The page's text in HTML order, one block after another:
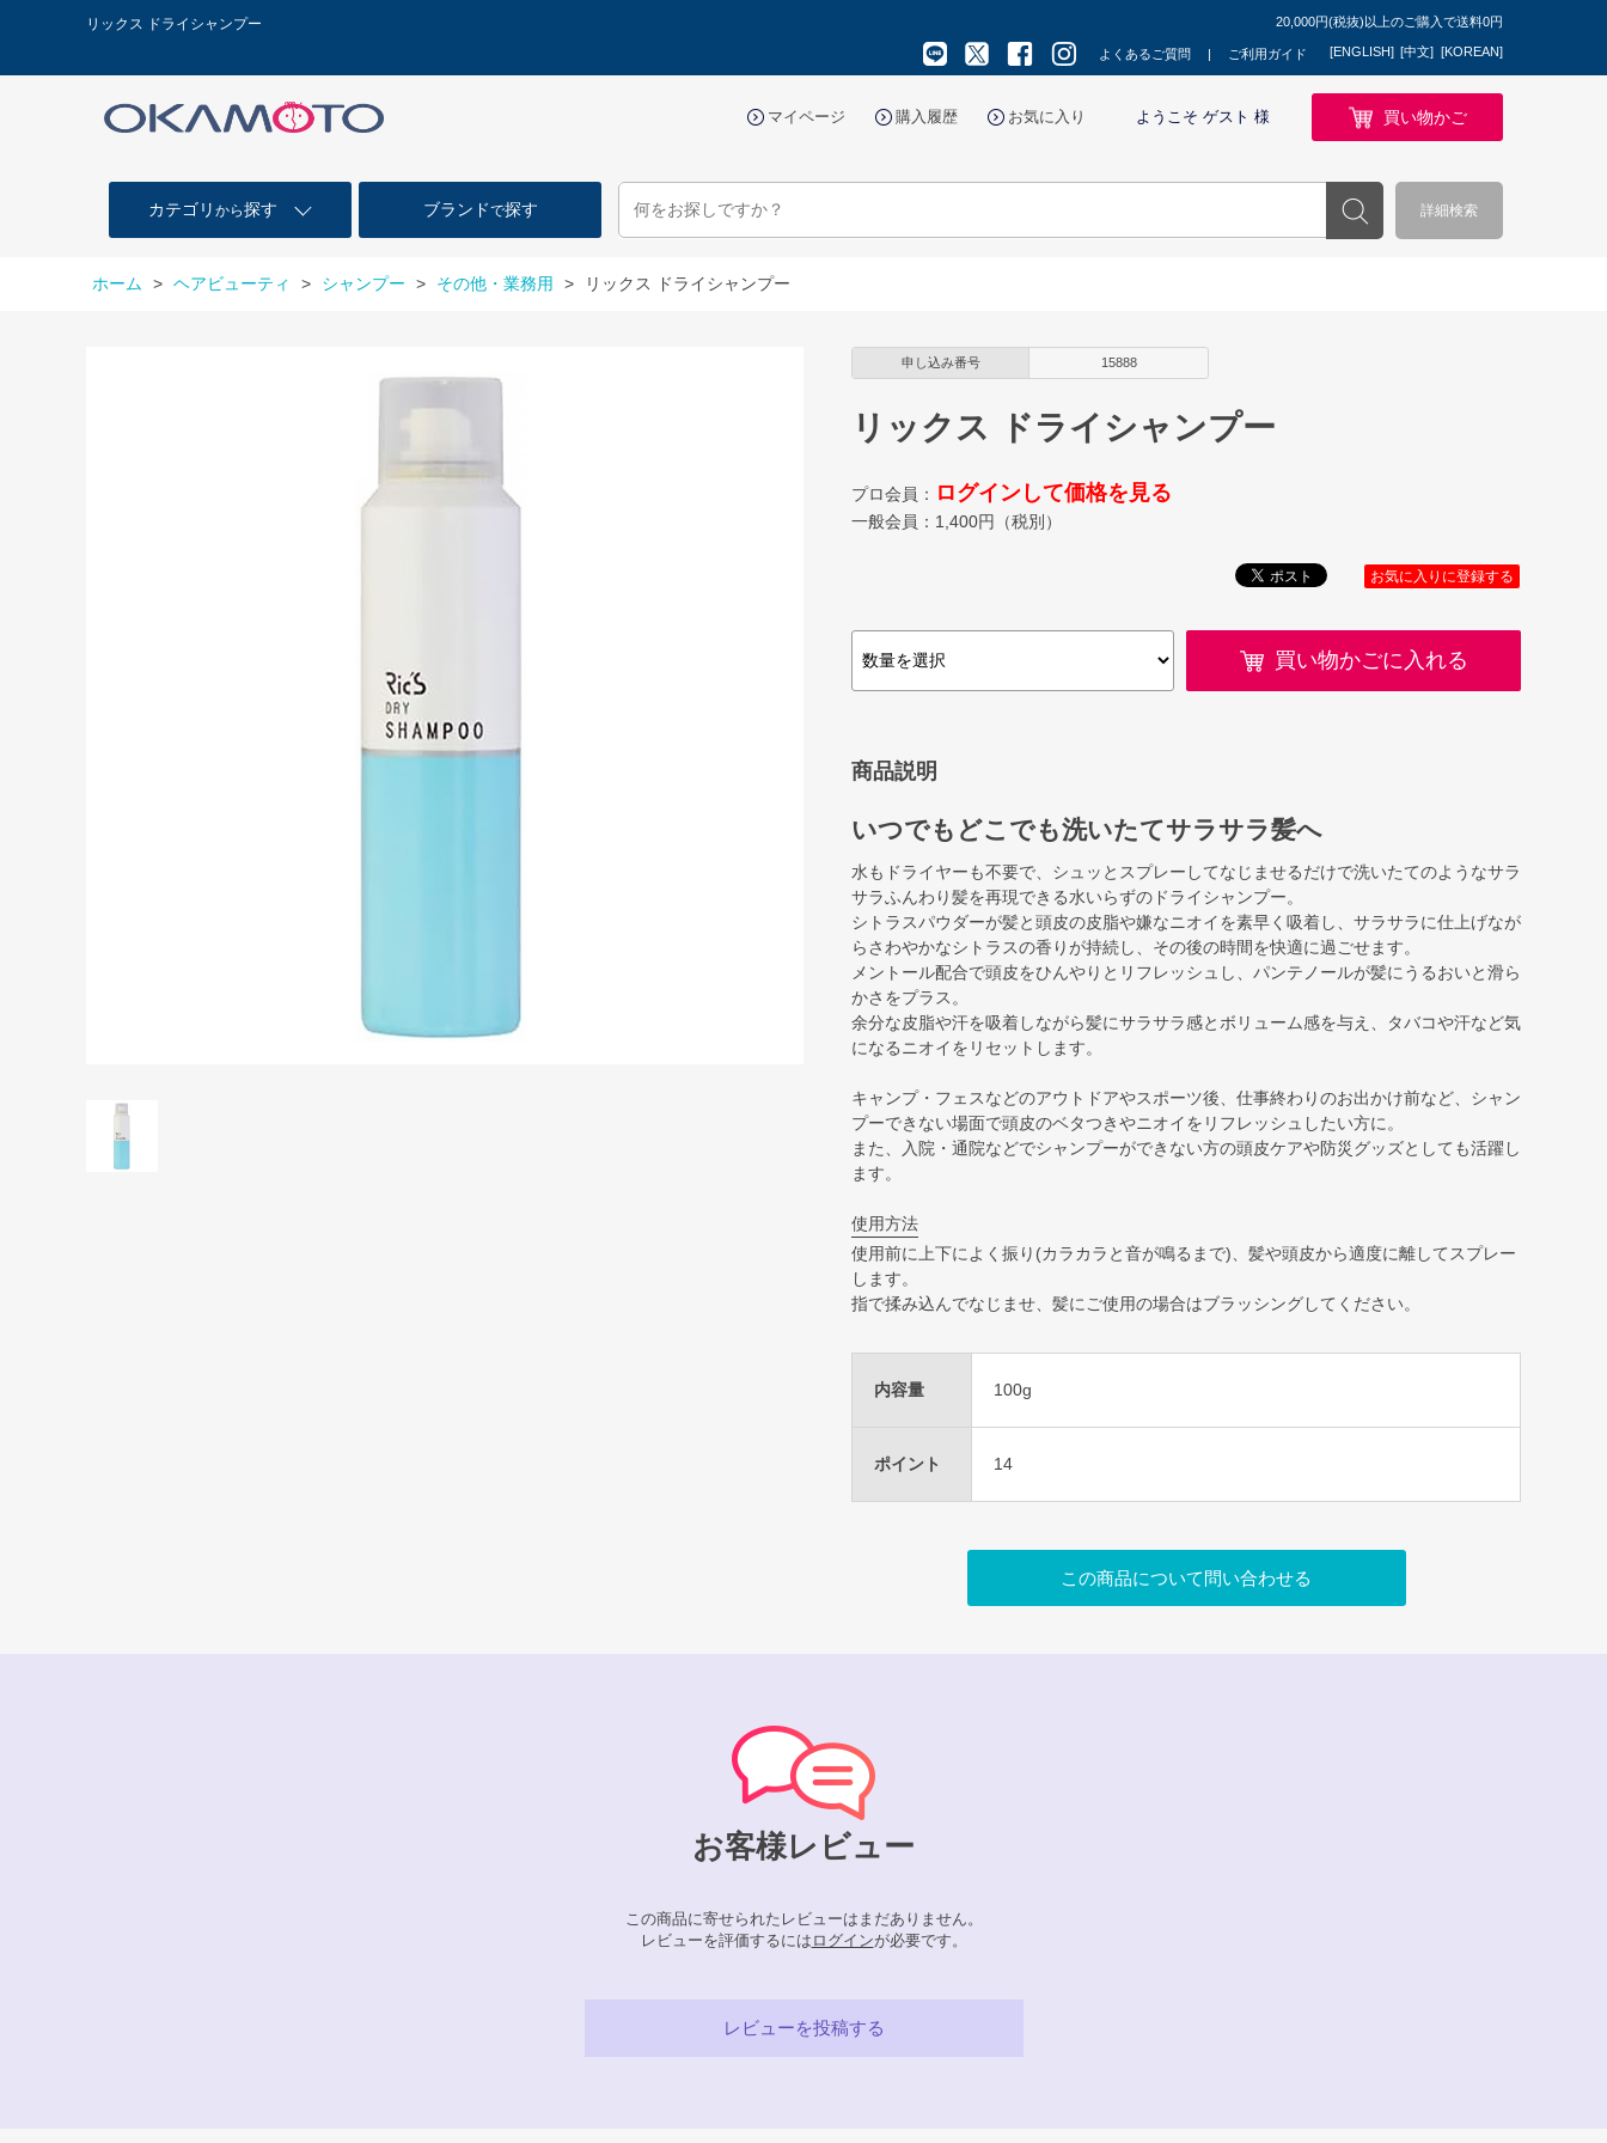
リックス ドライシャンプー 20,000円(税抜)以上のご購入で送料0円
よくあるご質問 ご利用ガイド [ENGLISH] [中文] [KOREAN]
マイページ 購入履歴 お気に入り ようこそ ゲスト 様 買い物かご
カテゴリ から探す ブランドで探す 詳細検索
ホーム > ヘアビューティ > シャンプー > その他・業務用 > リックス ドライシャンプー
申し込み番号 15888
リックス ドライシャンプー
プロ会員： ログインして価格を見る
一般会員： 1,400円（税別）
お気に入りに登録する
買い物かごに入れる
商品説明
いつでもどこでも洗いたてサラサラ髪へ
水もドライヤーも不要で、シュッとスプレーしてなじませるだけで洗いたてのようなサラ
サラふんわり髪を再現できる水いらずのドライシャンプー。
シトラスパウダーが髪と頭皮の皮脂や嫌なニオイを素早く吸着し、サラサラに仕上げなが
らさわやかなシトラスの香りが持続し、その後の時間を快適に過ごせます。
メントール配合で頭皮をひんやりとリフレッシュし、パンテノールが髪にうるおいと滑ら
かさをプラス。
余分な皮脂や汗を吸着しながら髪にサラサラ感とボリューム感を与え、タバコや汗など気
になるニオイをリセットします。
キャンプ・フェスなどのアウトドアやスポーツ後、仕事終わりのお出かけ前など、シャン
プーできない場面で頭皮のベタつきやニオイをリフレッシュしたい方に。
また、入院・通院などでシャンプーができない方の頭皮ケアや防災グッズとしても活躍し
ます。
使用方法
使用前に上下によく振り(カラカラと音が鳴るまで)、髪や頭皮から適度に離してスプレー
します。
指で揉み込んでなじませ、髪にご使用の場合はブラッシングしてください。
内容量 100g
ポイント 14
この商品について問い合わせる
お客様レビュー
この商品に寄せられたレビューはまだありません。
レビューを評価するには ログインが必要です。
レビューを投稿する